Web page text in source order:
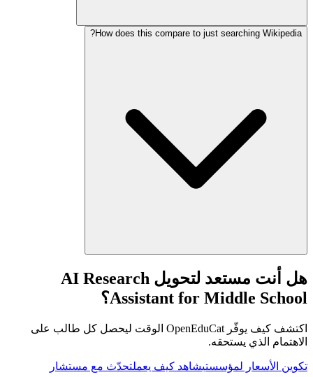
How does this compare to just searching Wikipedia?
هل أنت مستعد لتحويل AI Research
Assistant for Middle School؟
اكتشف كيف يوفّر OpenEduCat الوقت ليحصل كل طالب على
الاهتمام الذي يستحقه.
تكوين الأسعار لمؤسستيشاهد كيف يعملتحدّث مع مستشار